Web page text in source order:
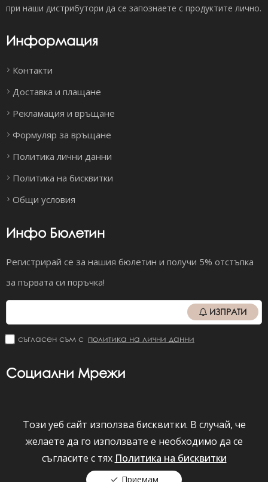
при наши дистрибутори да се запознаете с продуктите лично.
Информация
Контакти
Доставка и плащане
Рекламация и връщане
Формуляр за връщане
Политика лични данни
Политика на бисквитки
Общи условия
Инфо Бюлетин
Регистрирай се за нашия бюлетин и получи 5% отстъпка
за първата си поръчка!
ИЗПРАТИ
съгласен съм с политика на лични данни
Социални Мрежи
Viber Facebook Instagram YouTube
darkbyrior.bg © 2026 Всички права запазени.
Всички цени на сайта са с вкл. ДДС
Приемам
Този уеб сайт използва бисквитки. В случай, че
желаете да го използвате е необходимо да се
съгласите с тях Политика на бисквитки